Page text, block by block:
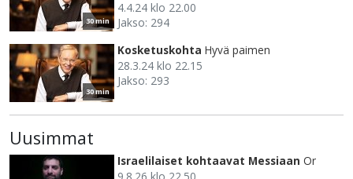
30 min
4.4.24 klo 22.00
Jakso: 294
30 min
Kosketuskohta Hyvä paimen
28.3.24 klo 22.15
Jakso: 293
Uusimmat
Israelilaiset kohtaavat Messiaan Or